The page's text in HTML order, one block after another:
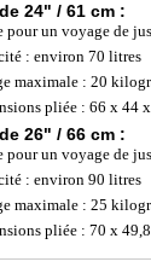
24" / 61 cm :
pour un voyage de
: environ 70 litres
maximale : 20
pliée : 66 x 44
26" / 66 cm :
pour un voyage de
: environ 90 litres
maximale : 25
pliée : 70 x